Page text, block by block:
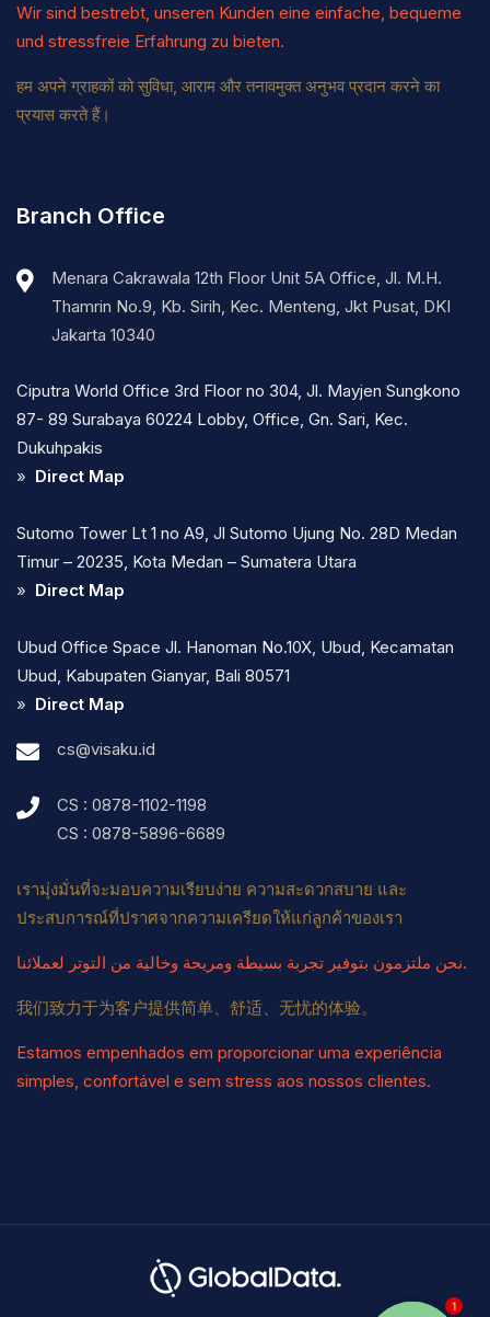
Wir sind bestrebt, unseren Kunden eine einfache, bequeme
und stressfreie Erfahrung zu bieten.
हम अपने ग्राहकों को सुविधा, आराम और तनावमुक्त अनुभव प्रदान करने का
प्रयास करते हैं।
Branch Office
Menara Cakrawala 12th Floor Unit 5A Office, Jl. M.H.
Thamrin No.9, Kb. Sirih, Kec. Menteng, Jkt Pusat, DKI
Jakarta 10340
Ciputra World Office 3rd Floor no 304, Jl. Mayjen Sungkono
87- 89 Surabaya 60224 Lobby, Office, Gn. Sari, Kec.
Dukuhpakis
» Direct Map
Sutomo Tower Lt 1 no A9, Jl Sutomo Ujung No. 28D Medan
Timur – 20235, Kota Medan – Sumatera Utara
» Direct Map
Ubud Office Space Jl. Hanoman No.10X, Ubud, Kecamatan
Ubud, Kabupaten Gianyar, Bali 80571
» Direct Map
cs@visaku.id
CS : 0878-1102-1198
CS : 0878-5896-6689
เรามุ่งมั่นที่จะมอบความเรียบง่าย ความสะดวกสบาย และ
ประสบการณ์ที่ปราศจากความเครียดให้แก่ลูกค้าของเรา
نحن ملتزمون بتوفير تجربة بسيطة ومريحة وخالية من التوتر لعملائنا.
我们致力于为客户提供简单、舒适、无忧的体验。
Estamos empenhados em proporcionar uma experiência
simples, confortável e sem stress aos nossos clientes.
1